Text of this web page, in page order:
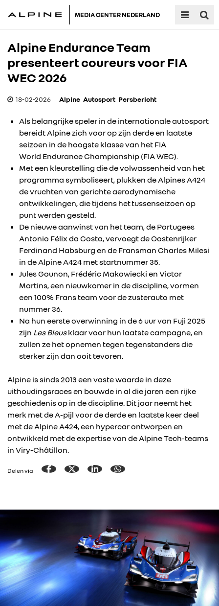
MEDIA CENTER NEDERLAND
Alpine Endurance Team
presenteert coureurs voor FIA
WEC 2026
18-02-2026 Alpine Autosport Persbericht
Als belangrijke speler in de internationale autosport
bereidt Alpine zich voor op zijn derde en laatste
seizoen in de hoogste klasse van het FIA
World Endurance Championship (FIA WEC).
Met een kleurstelling die de volwassenheid van het
programma symboliseert, plukken de Alpines A424
de vruchten van gerichte aerodynamische
ontwikkelingen, die tijdens het tussenseizoen op
punt werden gesteld.
De nieuwe aanwinst van het team, de Portugees
Antonio Félix da Costa, vervoegt de Oostenrijker
Ferdinand Habsburg en de Fransman Charles Milesi
in de Alpine A424 met startnummer 35.
Jules Gounon, Frédéric Makowiecki en Victor
Martins, een nieuwkomer in de discipline, vormen
een 100% Frans team voor de zusterauto met
nummer 36.
Na hun eerste overwinning in de 6 uur van Fuji 2025
zijn Les Bleusklaar voor hun laatste campagne, en
zullen ze het opnemen tegen tegenstanders die
sterker zijn dan ooit tevoren.
Alpine is sinds 2013 een vaste waarde in deze
uithoudingsraces en bouwde in al die jaren een rijke
geschiedenis op in de discipline. Dit jaar neemt het
merk met de A-pijl voor de derde en laatste keer deel
met de Alpine A424, een hypercar ontworpen en
ontwikkeld met de expertise van de Alpine Tech-teams
in Viry-Châtillon.
Delen via